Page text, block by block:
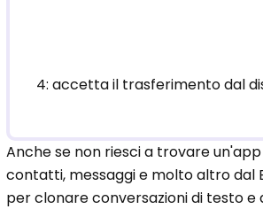
4: accetta il trasferimento dal
Anche se non riesci a trovare
contatti, messaggi e molto altro dal
per clonare conversazioni di testo